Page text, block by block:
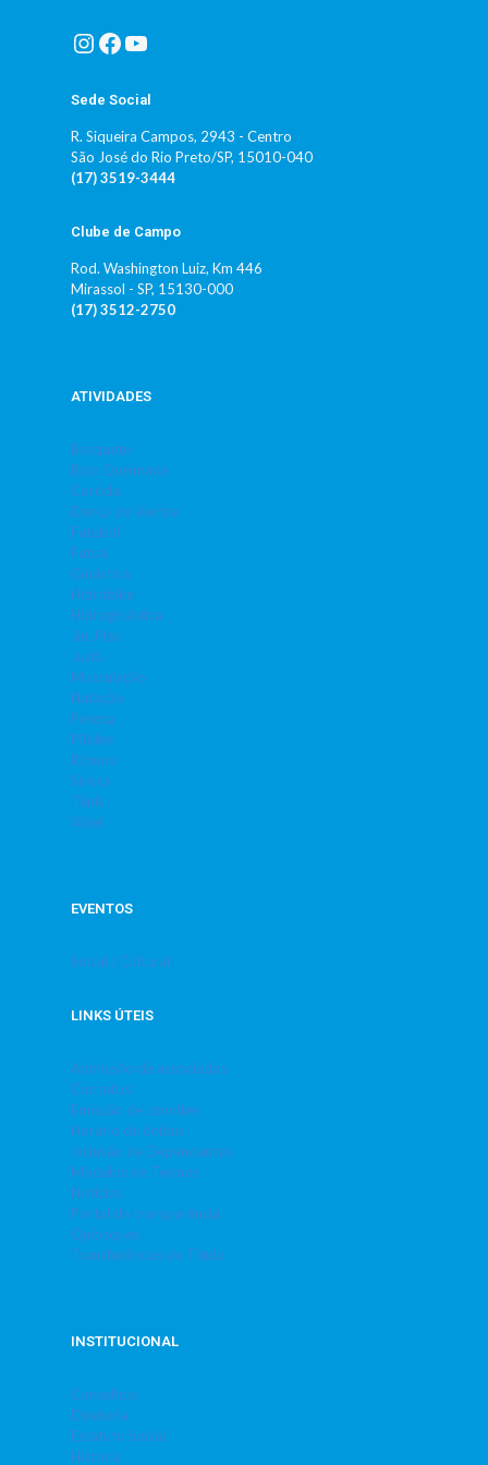
Instagram
Facebook
Youtube
Sede Social
R. Siqueira Campos, 2943 - Centro
São José do Rio Preto/SP, 15010-040
(17) 3519-3444
Clube de Campo
Rod. Washington Luiz, Km 446
Mirassol - SP, 15130-000
(17) 3512-2750
ATIVIDADES
Basquete
Bola Queimada
Corrida
Dança do Ventre
Futebol
Futsal
Ginástica
Hidrobike
Hidroginástica
Jiu Jitsu
Judô
Musculação
Natação
Peteca
Pilates
Ritmos
Sinuca
Tênis
Vôlei
EVENTOS
Social | Cultural
LINKS ÚTEIS
Admissão de associados
Contatos
Emissão de convites
Horário de ônibus
Inclusão de Dependentes
Modelos de Termos
Notícias
Portal da transparência
Quiosques
Transferências de Título
INSTITUCIONAL
Conselhos
Diretoria
Estatuto Social
História